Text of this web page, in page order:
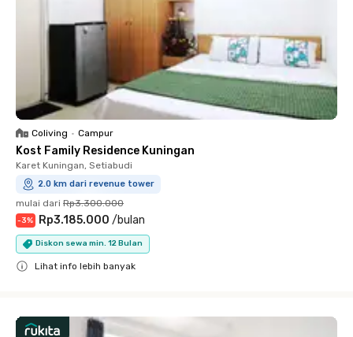
Coliving • Campur
Kost Family Residence Kuningan
Karet Kuningan, Setiabudi
2.0 km dari revenue tower
mulai dari Rp3.300.000
-3% Rp3.185.000 /bulan
Diskon sewa min. 12 Bulan
Lihat info lebih banyak